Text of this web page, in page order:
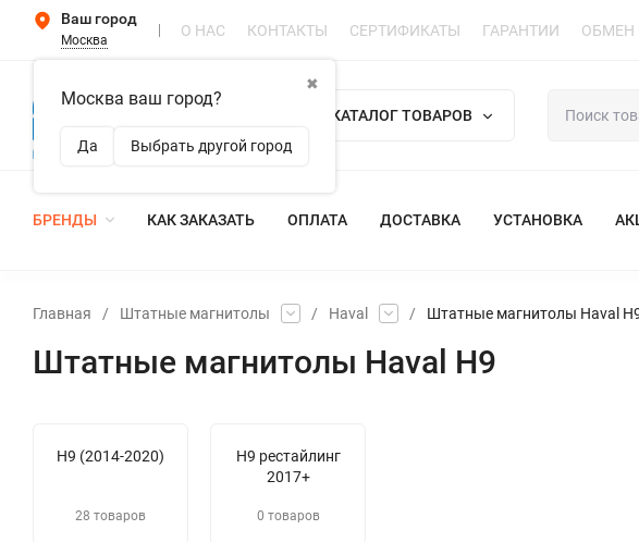
Ваш город
Москва
✖
Москва ваш город?
Да Выбрать другой город
О НАС КОНТАКТЫ СЕРТИФИКАТЫ ГАРАНТИИ ОБМЕН
КАТАЛОГ ТОВАРОВ
БРЕНДЫ КАК ЗАКАЗАТЬ ОПЛАТА ДОСТАВКА УСТАНОВКА
Главная / Штатные магнитолы / Haval / Штатные магнитолы Haval
Штатные магнитолы Haval H9
H9 (2014-2020)
28 товаров
H9 рестайлинг
2017+
0 товаров